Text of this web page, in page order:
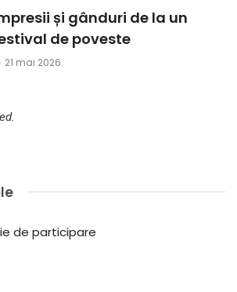
și gânduri de la un
de poveste
21 mai 2026
de participare